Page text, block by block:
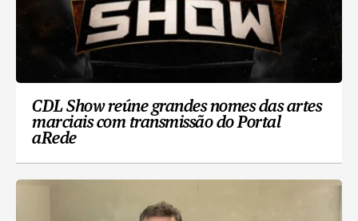
CDL Show reúne grandes nomes das artes
marciais com transmissão do Portal
aRede